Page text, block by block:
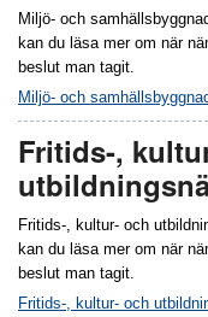
Miljö- och
kan du läsa mer om när
beslut man tagit.
Miljö- och
Fritids-,
Fritids-, kultur- och
kan du läsa mer om när
beslut man tagit.
Fritids-, kultur- och